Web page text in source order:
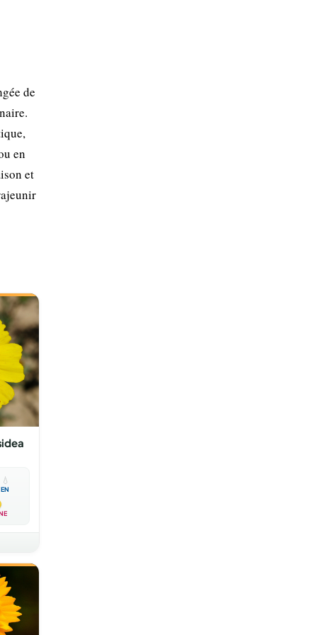
de
en
et
💧